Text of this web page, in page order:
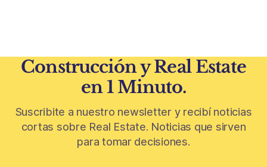
Construcción y Real Estate
en 1 Minuto.
Suscribite a nuestro newsletter y recibí noticias
cortas sobre Real Estate. Noticias que sirven
para tomar decisiones.